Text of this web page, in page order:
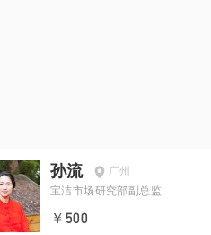
孙流
广州
宝洁市场研究部副总监
￥500